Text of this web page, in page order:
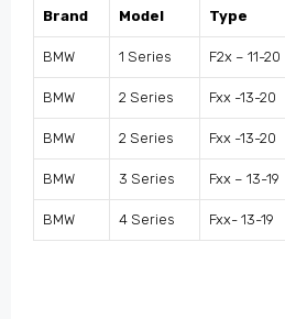
Brand Model Type
BMW 1 Series F2x – 11-20
BMW 2 Series Fxx -13-20
BMW 2 Series Fxx -13-20
BMW 3 Series Fxx – 13-19
BMW 4 Series Fxx- 13-19